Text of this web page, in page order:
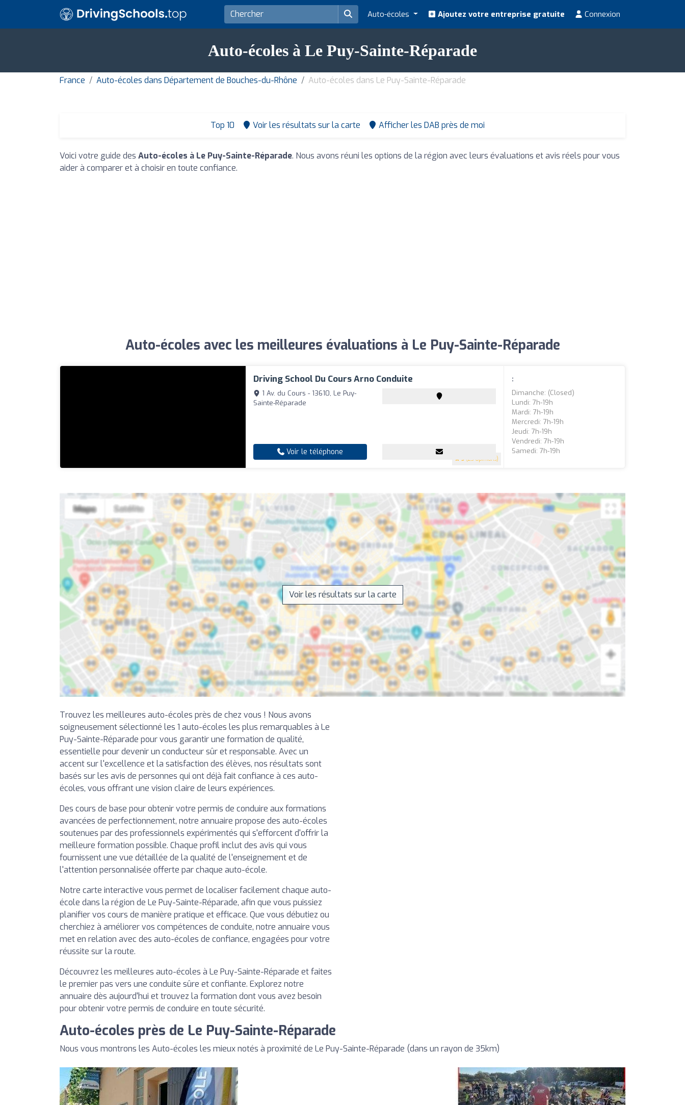
Auto-écoles Ajoutez votre entreprise gratuite Connexion
Auto-écoles à Le Puy-Sainte-Réparade
France Auto-écoles dans Département de Bouches-du-Rhône Auto-écoles dans Le Puy-Sainte-Réparade
Top 10 Voir les résultats sur la carte Afficher les DAB près de moi
Voici votre guide des Auto-écoles à Le Puy-Sainte-Réparade. Nous avons réuni les options de la région avec leurs évaluations et avis réels pour vous
aider à comparer et à choisir en toute confiance.
Auto-écoles avec les meilleures évaluations à Le Puy-Sainte-Réparade
Driving School Du Cours Arno Conduite
5 (23 Opinions)
1 Av. du Cours - 13610, Le Puy-
Sainte-Réparade
Voir le téléphone
:
Dimanche: (closed)
Lundi: 7h-19h
Mardi: 7h-19h
Mercredi: 7h-19h
Jeudi: 7h-19h
Vendredi: 7h-19h
Samedi: 7h-19h
Voir les résultats sur la carte
Trouvez les meilleures auto-écoles près de chez vous ! Nous avons
soigneusement sélectionné les 1 auto-écoles les plus remarquables à Le
Puy-Sainte-Réparade pour vous garantir une formation de qualité,
essentielle pour devenir un conducteur sûr et responsable. Avec un
accent sur l'excellence et la satisfaction des élèves, nos résultats sont
basés sur les avis de personnes qui ont déjà fait confiance à ces auto-
écoles, vous offrant une vision claire de leurs expériences.
Des cours de base pour obtenir votre permis de conduire aux formations
avancées de perfectionnement, notre annuaire propose des auto-écoles
soutenues par des professionnels expérimentés qui s'efforcent d'offrir la
meilleure formation possible. Chaque profil inclut des avis qui vous
fournissent une vue détaillée de la qualité de l'enseignement et de
l'attention personnalisée offerte par chaque auto-école.
Notre carte interactive vous permet de localiser facilement chaque auto-
école dans la région de Le Puy-Sainte-Réparade, afin que vous puissiez
planifier vos cours de manière pratique et efficace. Que vous débutiez ou
cherchiez à améliorer vos compétences de conduite, notre annuaire vous
met en relation avec des auto-écoles de confiance, engagées pour votre
réussite sur la route.
Découvrez les meilleures auto-écoles à Le Puy-Sainte-Réparade et faites
le premier pas vers une conduite sûre et confiante. Explorez notre
annuaire dès aujourd'hui et trouvez la formation dont vous avez besoin
pour obtenir votre permis de conduire en toute sécurité.
Auto-écoles près de Le Puy-Sainte-Réparade
Nous vous montrons les Auto-écoles les mieux notés à proximité de Le Puy-Sainte-Réparade (dans un rayon de 35km)